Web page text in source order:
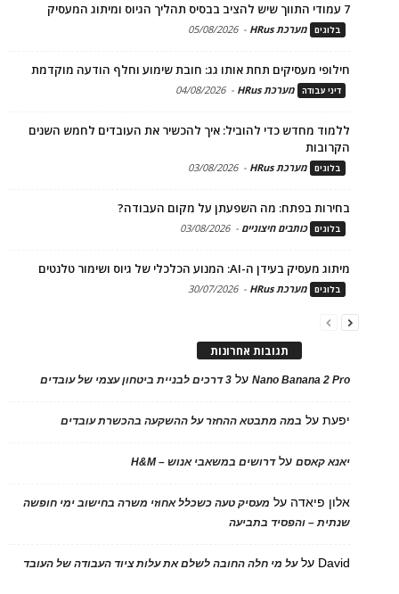
7 עמודי התווך שיש להציב בבסיס תהליך הגיוס ומיתוג המעסיק
בלוגים מערכת HRus -
05/08/2026
חילופי מעסיקים תחת אותו גג: חובת שימוע וחלף הודעה מוקדמת
דיני עבודה מערכת HRus -
04/08/2026
ללמוד מחדש כדי להוביל: איך להכשיר את העובדים לחמש השנים
הקרובות
בלוגים מערכת HRus -
03/08/2026
בחירות בפתח: מה השפעתן על מקום העבודה?
בלוגים כותבים חיצוניים -
03/08/2026
מיתוג מעסיק בעידן ה-AI: המנוע הכלכלי של גיוס ושימור טלנטים
בלוגים מערכת HRus -
30/07/2026
תגובות אחרונות
Nano Banana 2 Proעל 3 דרכים לבניית ביטחון עצמי של עובדים
יפעתעל במה מתבטא ההחזר על ההשקעה בהכשרת עובדים
יאנא קאסםעלדרושים במשאבי אנוש – H&M
אלון פיאדה על מעסיק טעה כשכלל אחוזי משרה בחישוב ימי חופשה
שנתית – והפסיד בתביעה
David עלעל מי חלה החובה לשלם את עלות ציוד העבודה של העובד